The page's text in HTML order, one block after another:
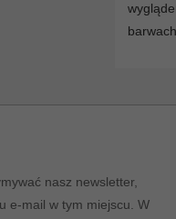
nasz newsletter,
e-mail w tym miejscu. W